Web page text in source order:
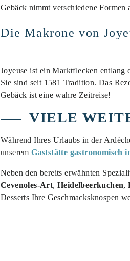
Gebäck nimmt verschiedene
Die Makrone von
Joyeuse ist ein Marktflecken entlang
Sie sind seit 1581 Tradition. Das
Gebäck ist eine wahre Zeitreise!
VIELE
Während Ihres Urlaubs in der
unseremGaststätte gastronomisch
Neben den bereits erwähnten
Cevenoles-Art,Heidelbeerkuchen,
Desserts Ihre Geschmacksknospen